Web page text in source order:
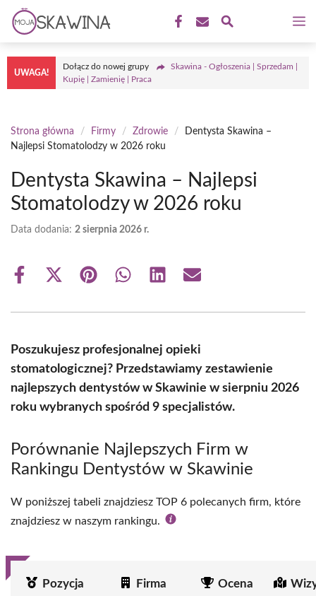
Przejdź
treści
UWAGA!
Dołącz do nowej grupy
Skawina - Ogłoszenia | Sprzedam |
Kupię | Zamienię | Praca
Strona główna / Firmy / Zdrowie /
Dentysta Skawina –
Najlepsi Stomatolodzy w 2026 roku
Dentysta Skawina – Najlepsi
Stomatolodzy w 2026 roku
Data dodania: 2 sierpnia 2026 r.
Share
Share
(Twitter)
Share Share Share Share
Poszukujesz profesjonalnej opieki
stomatologicznej? Przedstawiamy zestawienie
najlepszych dentystów w Skawinie w sierpniu 2026
roku wybranych spośród 9 specjalistów.
Porównanie Najlepszych Firm w
Rankingu Dentystów w Skawinie
W poniższej tabeli znajdziesz TOP 6 polecanych firm, które
znajdziesz w naszym rankingu.
Pozycja Firma Ocena